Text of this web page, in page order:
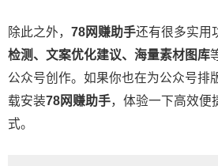
除此之外， 78网赚助手还有很多实用
检测、文案优化建议、海量素材图库
公众号创作。如果你也在为公众号排
载安装78网赚助手，体验一下高效便
式。